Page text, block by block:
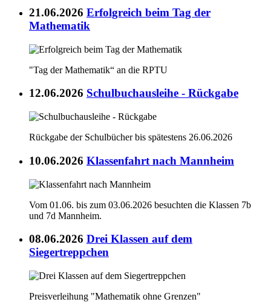
21.06.2026 Erfolgreich beim Tag der
Mathematik
"Tag der Mathematik“ an die RPTU
12.06.2026 Schulbuchausleihe - Rückgabe
Rückgabe der Schulbücher bis spätestens 26.06.2026
10.06.2026 Klassenfahrt nach Mannheim
Vom 01.06. bis zum 03.06.2026 besuchten die Klassen 7b
und 7d Mannheim.
08.06.2026 Drei Klassen auf dem
Siegertreppchen
Preisverleihung "Mathematik ohne Grenzen"